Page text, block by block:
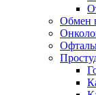
Обмен